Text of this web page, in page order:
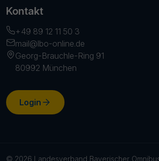
Kontakt
+49 89 12 11 50 3
mail@lbo-online.de
Georg-Brauchle-Ring 91
80992 München
Login
© 2026 Landesverband Bayerischer